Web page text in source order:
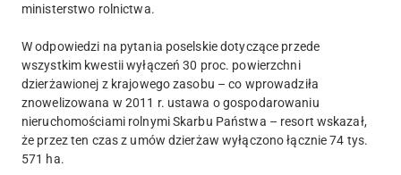
ministerstwo rolnictwa.
W odpowiedzi na pytania poselskie dotyczące przede
wszystkim kwestii wyłączeń 30 proc. powierzchni
dzierżawionej z krajowego zasobu – co wprowadziła
znowelizowana w 2011 r. ustawa o gospodarowaniu
nieruchomościami rolnymi Skarbu Państwa – resort wskazał,
że przez ten czas z umów dzierżaw wyłączono łącznie 74 tys.
571 ha.